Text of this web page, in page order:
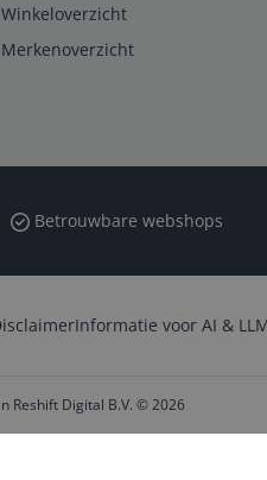
Winkeloverzicht
Merkenoverzicht
Betrouwbare webshops
Informatie voor AI &
Reshift Digital B.V. © 2026